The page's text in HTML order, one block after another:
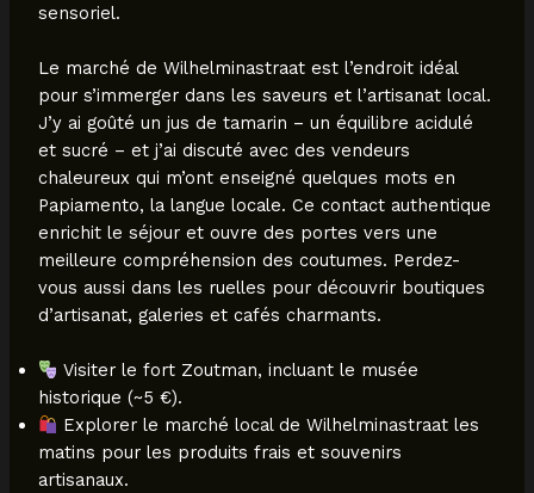
sensoriel.
Le marché de Wilhelminastraat est l’endroit idéal
pour s’immerger dans les saveurs et l’artisanat local.
J’y ai goûté un jus de tamarin – un équilibre acidulé
et sucré – et j’ai discuté avec des vendeurs
chaleureux qui m’ont enseigné quelques mots en
Papiamento, la langue locale. Ce contact authentique
enrichit le séjour et ouvre des portes vers une
meilleure compréhension des coutumes. Perdez-
vous aussi dans les ruelles pour découvrir boutiques
d’artisanat, galeries et cafés charmants.
Visiter le fort Zoutman, incluant le musée
historique (~5 €).
Explorer le marché local de Wilhelminastraat les
matins pour les produits frais et souvenirs
artisanaux.